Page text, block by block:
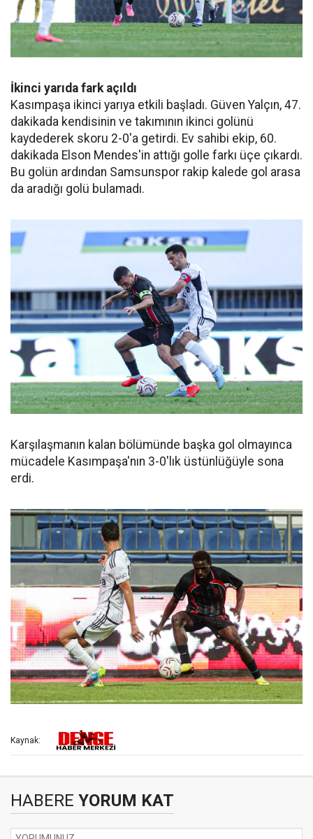
İkinci yarıda fark açıldı
Kasımpaşa ikinci yarıya etkili başladı. Güven Yalçın, 47.
dakikada kendisinin ve takımının ikinci golünü
kaydederek skoru 2-0'a getirdi. Ev sahibi ekip, 60.
dakikada Elson Mendes'in attığı golle farkı üçe çıkardı.
Bu golün ardından Samsunspor rakip kalede gol arasa
da aradığı golü bulamadı.
Karşılaşmanın kalan bölümünde başka gol olmayınca
mücadele Kasımpaşa'nın 3-0'lık üstünlüğüyle sona
erdi.
Kaynak:
HABERE YORUM KAT